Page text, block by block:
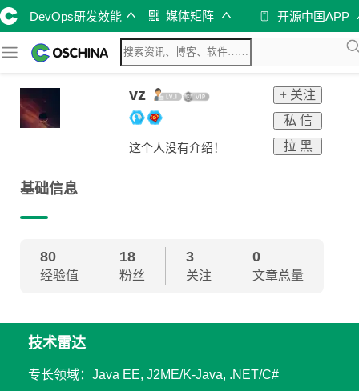
DevOps研发效能 媒体矩阵 开源中国APP
vz
这个人没有介绍！
+ 关注
私 信
拉 黑
基础信息
80
经验值
18
粉丝
3
关注
0
文章总量
技术雷达
专长领域：Java EE, J2ME/K-Java, .NET/C#